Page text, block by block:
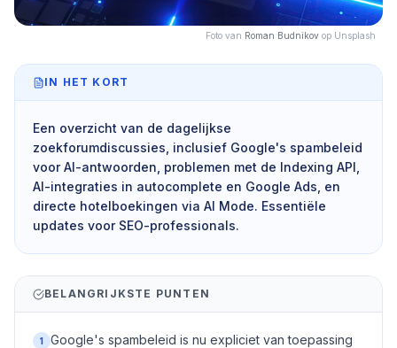
Foto van Roman Budnikov op Unsplash
IN HET KORT
Een overzicht van de dagelijkse
zoekforumdiscussies, inclusief Google's spambeleid
voor AI-antwoorden, problemen met de Indexing API,
AI-integraties in autocomplete en Google Ads, en
directe hotelboekingen via AI Mode. Essentiële
updates voor SEO-professionals.
BELANGRIJKSTE PUNTEN
1
Google's spambeleid is nu expliciet van toepassing